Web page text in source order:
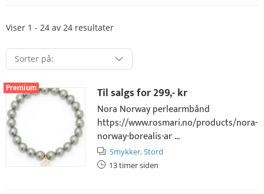
Viser 1 - 24 av 24 resultater
Premium Til salgs for299,- kr
Nora Norway perlearmbånd
https://www.rosmari.no/products/nora-
norway-borealis-ar ...
Smykker,Stord
13 timer siden